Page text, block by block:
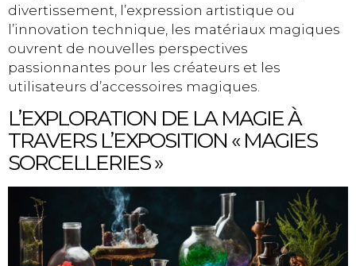
divertissement, l’expression artistique ou
l’innovation technique, les matériaux magiques
ouvrent de nouvelles perspectives
passionnantes pour les créateurs et les
utilisateurs d’accessoires magiques.
L’EXPLORATION DE LA MAGIE À
TRAVERS L’EXPOSITION « MAGIES
SORCELLERIES »